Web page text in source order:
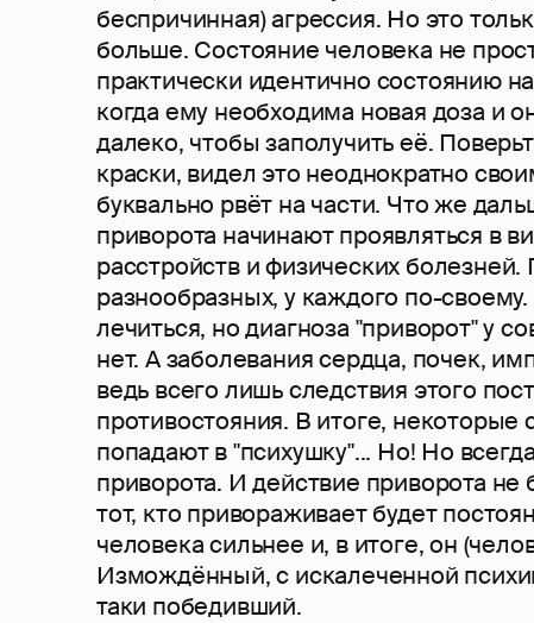
беспричинная) агрессия. Но это
больше. Состояние человека не
практически идентично состоянию
когда ему необходима новая доза и
далеко, чтобы заполучить её.
краски, видел это неоднократно
буквально рвёт на части. Что же
приворота начинают проявляться в
расстройств и физических
разнообразных, у каждого по-
лечиться, но диагноза "приворот" у
нет. А заболевания сердца, почек,
ведь всего лишь следствия этого
противостояния. В итоге, некоторые
попадают в "психушку"... Но! Но
приворота. И действие приворота
тот, кто привораживает будет
человека сильнее и, в итоге, он
Измождённый, с искалеченной
таки победивший.